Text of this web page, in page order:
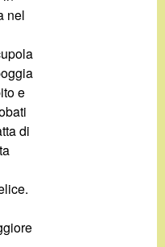
nel
e
di